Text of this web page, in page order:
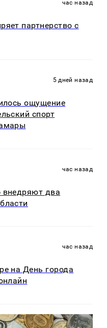
час назад
партнерство с
5 дней назад
ощущение
спорт
час назад
внедряют два
час назад
на День города